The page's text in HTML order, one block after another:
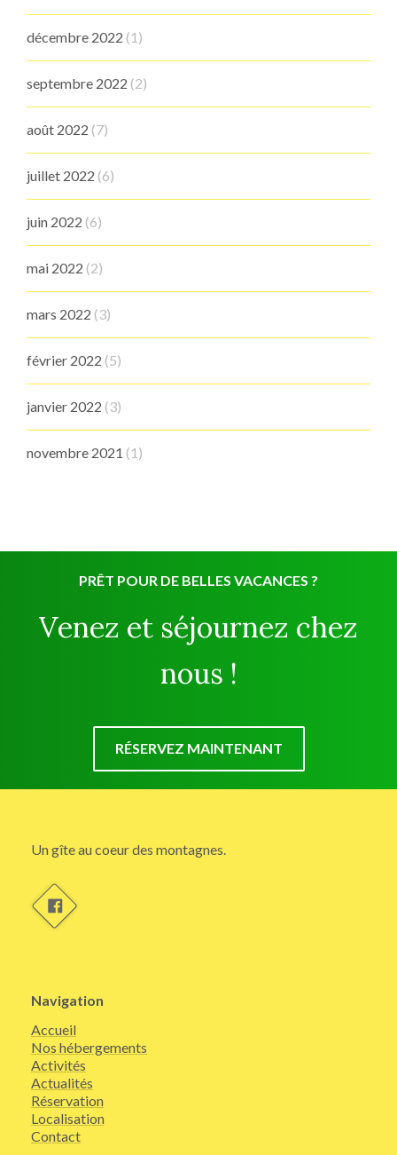
décembre 2022 (1)
septembre 2022 (2)
août 2022 (7)
juillet 2022 (6)
juin 2022 (6)
mai 2022 (2)
mars 2022 (3)
février 2022 (5)
janvier 2022 (3)
novembre 2021 (1)
PRÊT POUR DE BELLES VACANCES ?
Venez et séjournez chez
nous !
RÉSERVEZ MAINTENANT
Un gîte au coeur des montagnes.
Navigation
Accueil
Nos hébergements
Activités
Actualités
Réservation
Localisation
Contact